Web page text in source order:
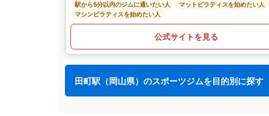
駅から5分以内のジムに通いたい人
マットピラティスを始めたい人
マシンピラティスを始めたい人
公式サイトを見る
田町駅（岡山県）のスポーツジムを目的別に探す